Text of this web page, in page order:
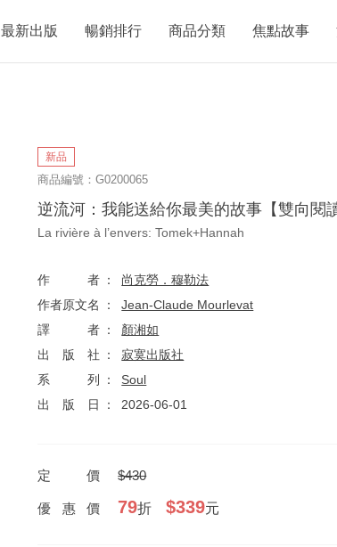
最新出版 暢銷排行 商品分類 焦點故事
新品
商品編號：G0200065
逆流河：我能送給你最美的故事【雙向閱
La rivière à l’envers: Tomek+Hannah
作者
尚克勞．穆勒法
作者原文名
Jean-Claude Mourlevat
譯者
顏湘如
出版社
寂寞出版社
系列
Soul
出版日
2026-06-01
定價 $430
優惠價 79折$339元